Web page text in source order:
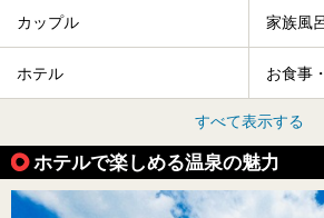
カップル 家族風
ホテル お食事
すべて表示する
ホテルで楽しめる温泉の魅力